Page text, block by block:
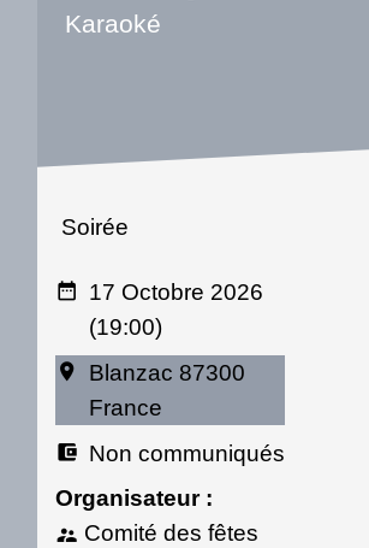
Karaoké
Soirée
date_range
17 Octobre 2026
(19:00)
room
Blanzac 87300
France
account_balance_wallet Non communiqués
Organisateur :
supervisor_account Comité des fêtes